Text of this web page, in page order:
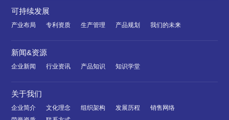
可持续发展
产业布局 专利资质 生产管理 产品规划 我们的未来
新闻&资源
企业新闻 行业资讯 产品知识 知识学堂
关于我们
企业简介 文化理念 组织架构 发展历程
销售网络